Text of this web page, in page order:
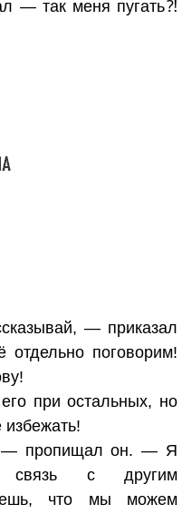
— так меня пугать⁈
— приказал
поговорим!
при остальных, но
избежать!
— пропищал он. — Я
связь с другим
что мы можем